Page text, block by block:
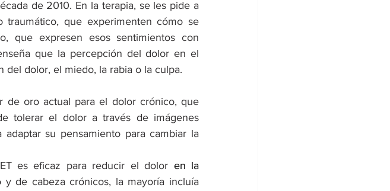
de 2010. En la terapia, se les pide a
que experimenten cómo se
que expresen esos sentimientos con
que la percepción del dolor en el
dolor, el miedo, la rabia o la culpa.
de oro actual para el dolor crónico, que
tolerar el dolor a través de imágenes
su pensamiento para cambiar la
es eficaz para reducir el dolor en la
de cabeza crónicos, la mayoría incluía